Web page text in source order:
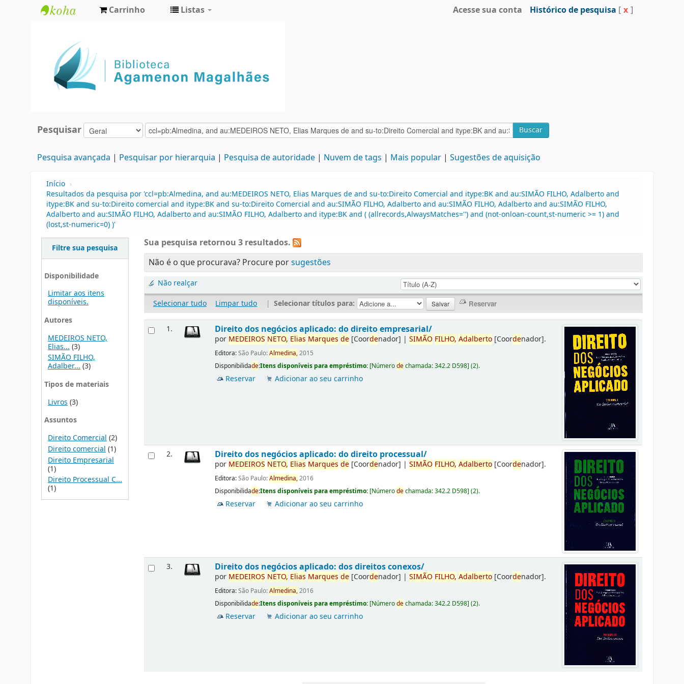
Agamenon
Magalhães
Carrinho Listas Acesse sua conta Histórico de pesquisa [ x ]
Pesquisar Buscar
Pesquisa avançada Pesquisar por hierarquia Pesquisa de autoridade Nuvem de tags Mais popular Sugestões de aquisição
Início ›
Resultados da pesquisa por 'ccl=pb:Almedina, and au:MEDEIROS NETO, Elias Marques de and su-to:Direito Comercial and itype:BK and au:SIMÃO FILHO, Adalberto and
itype:BK and su-to:Direito comercial and itype:BK and su-to:Direito Comercial and au:SIMÃO FILHO, Adalberto and au:SIMÃO FILHO, Adalberto and au:SIMÃO FILHO,
Adalberto and au:SIMÃO FILHO, Adalberto and au:SIMÃO FILHO, Adalberto and itype:BK and ( (allrecords,AlwaysMatches='') and (not-onloan-count,st-numeric >= 1) and
(lost,st-numeric=0) )'
Filtre sua pesquisa
Disponibilidade
Limitar aos itens
disponíveis.
Autores
MEDEIROS NETO,
Elias... (3)
SIMÃO FILHO,
Adalber...(3)
Tipos de materiais
Livros (3)
Assuntos
Direito Comercial (2)
Direito comercial (1)
Direito Empresarial
(1)
Direito Processual C...
(1)
Sua pesquisa retornou 3 resultados.
Não é o que procurava? Procure porsugestões
Não realçar
Selecionar tudo
Limpar tudo | Selecionar títulos para:
1. Direito dos negócios aplicado: do direito empresarial/
por MEDEIROS NETO, Elias Marques de [Coordenador] |SIMÃO FILHO, Adalberto [Coordenador].
Editora:São Paulo:Almedina,2015
Disponibilidade:Itens disponíveis para empréstimo: [Númerodechamada:342.2 D598](2).
Reservar Adicionar ao seu carrinho
2. Direito dos negócios aplicado: do direito processual/
por MEDEIROS NETO, Elias Marques de [Coordenador] |SIMÃO FILHO, Adalberto [Coordenador].
Editora:São Paulo:Almedina,2016
Disponibilidade:Itens disponíveis para empréstimo: [Númerodechamada:342.2 D598](2).
Reservar Adicionar ao seu carrinho
3. Direito dos negócios aplicado: dos direitos conexos/
por MEDEIROS NETO, Elias Marques de [Coordenador] |SIMÃO FILHO, Adalberto [Coordenador].
Editora:São Paulo:Almedina,2016
Disponibilidade:Itens disponíveis para empréstimo: [Númerodechamada:342.2 D598](2).
Reservar Adicionar ao seu carrinho